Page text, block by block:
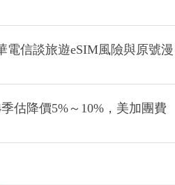
電信談旅遊eSIM風險與原號漫
估降價5%～10%，美加團費